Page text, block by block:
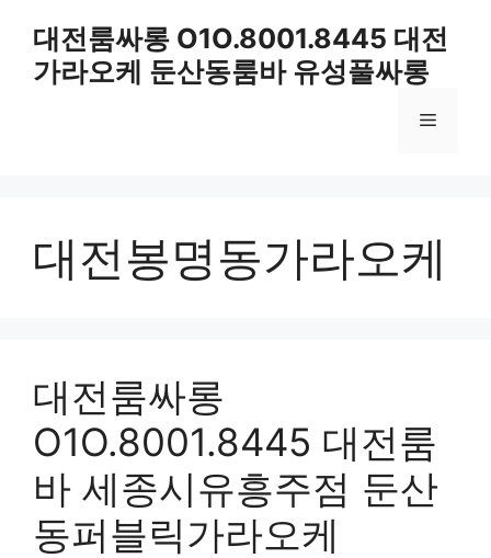
대전룸싸롱 O1O.8001.8445 대전
가라오케 둔산동룸바 유성풀싸롱
메
대전봉명동가라오케
대전룸싸롱
O1O.8001.8445 대전룸
바 세종시유흥주점 둔산
동퍼블릭가라오케